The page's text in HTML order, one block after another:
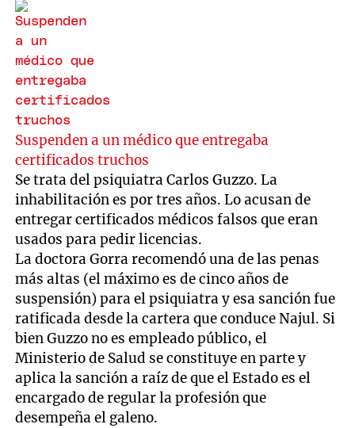
Suspenden a un médico que entregaba
certificados truchos
Se trata del psiquiatra Carlos Guzzo. La
inhabilitación es por tres años. Lo acusan de
entregar certificados médicos falsos que eran
usados para pedir licencias.
La doctora Gorra recomendó una de las penas
más altas (el máximo es de cinco años de
suspensión) para el psiquiatra y esa sanción fue
ratificada desde la cartera que conduce Najul. Si
bien Guzzo no es empleado público, el
Ministerio de Salud se constituye en parte y
aplica la sanción a raíz de que el Estado es el
encargado de regular la profesión que
desempeña el galeno.